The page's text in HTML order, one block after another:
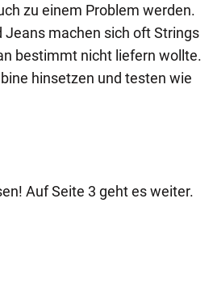
zu einem Problem werden.
machen sich oft Strings
bestimmt nicht liefern wollte.
hinsetzen und testen wie
Auf Seite 3 geht es weiter.